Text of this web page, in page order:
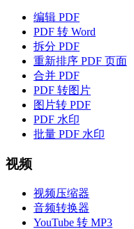
编辑 PDF
PDF 转 Word
拆分 PDF
重新排序 PDF 页面
合并 PDF
PDF 转图片
图片转 PDF
PDF 水印
批量 PDF 水印
视频
视频压缩器
音频转换器
YouTube 转 MP3